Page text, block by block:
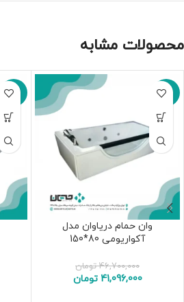
محصولات مشابه
-12%
وان حمام دریا‌وان مدل
آکواریومی 80*150
46,700,000 تومان
41,096,000 تومان
-12%